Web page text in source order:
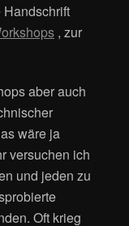
, zur
aber auch
wäre ja
versuchen ich
und jeden zu
Oft krieg